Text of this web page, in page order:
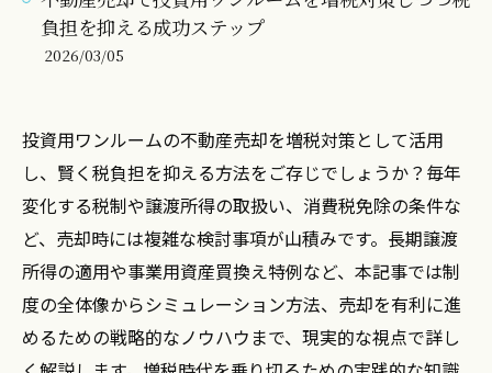
負担を抑える成功ステップ
2026/03/05
投資用ワンルームの不動産売却を増税対策として活用
し、賢く税負担を抑える方法をご存じでしょうか？毎年
変化する税制や譲渡所得の取扱い、消費税免除の条件な
ど、売却時には複雑な検討事項が山積みです。長期譲渡
所得の適用や事業用資産買換え特例など、本記事では制
度の全体像からシミュレーション方法、売却を有利に進
めるための戦略的なノウハウまで、現実的な視点で詳し